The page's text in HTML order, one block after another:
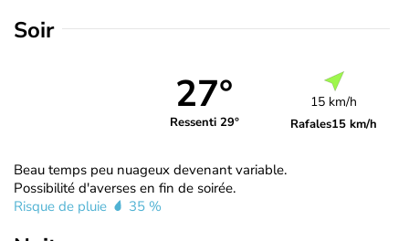
Soir
27°
Ressenti 29°
15 km/h
Rafales15 km/h
Beau temps peu nuageux devenant variable.
Possibilité d'averses en fin de soirée.
Risque de pluie
35 %